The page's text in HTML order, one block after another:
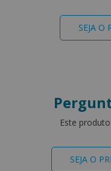
SEJA O
Este
SEJA O